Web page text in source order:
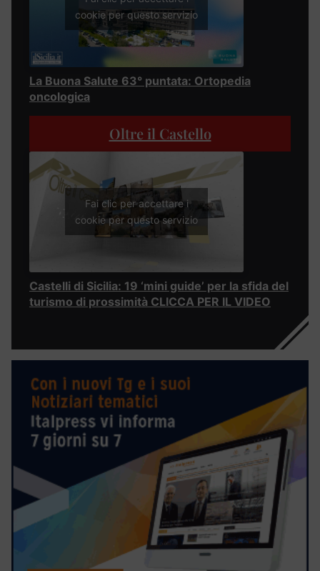
cookie per questo servizio
La Buona Salute 63° puntata: Ortopedia
oncologica
Oltre il Castello
Fai clic per accettare i
cookie per questo servizio
Castelli di Sicilia: 19 ‘mini guide’ per la sfida del
turismo di prossimità CLICCA PER IL VIDEO